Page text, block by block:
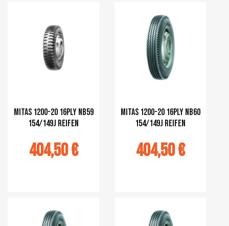
Mitas 1200-20 16PLY NB59
154/149J Reifen
404,50 €
Mitas 1200-20 16PLY NB60
154/149J Reifen
404,50 €